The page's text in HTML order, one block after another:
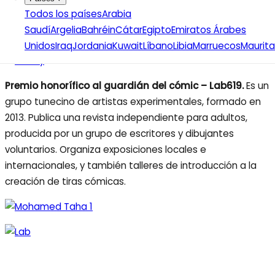
Todos los paísesArabia
SaudíArgeliaBahréinCátarEgiptoEmiratos Árabes
UnidosIraqJordaniaKuwaitLíbanoLibiaMarruecos
Cómic de Angouleme, en Francia.
Premio honorífico al guardián del cómic – Lab619.Es un
grupo tunecino de artistas experimentales, formado en
2013. Publica una revista independiente para adultos,
producida por un grupo de escritores y dibujantes
voluntarios. Organiza exposiciones locales e
internacionales, y también talleres de introducción a la
creación de tiras cómicas.